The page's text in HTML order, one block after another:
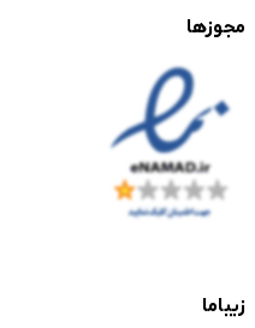
مجوزها
زیباما